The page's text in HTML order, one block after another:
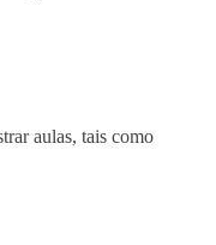
aulas, tais como